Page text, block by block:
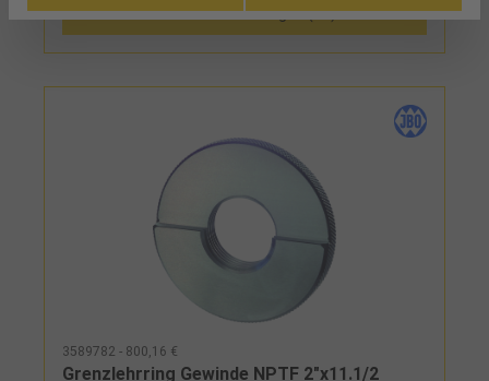
Zu den Ausführungen (12)
3589782 - 800,16 €
Grenzlehrring Gewinde NPTF 2"x11.1/2